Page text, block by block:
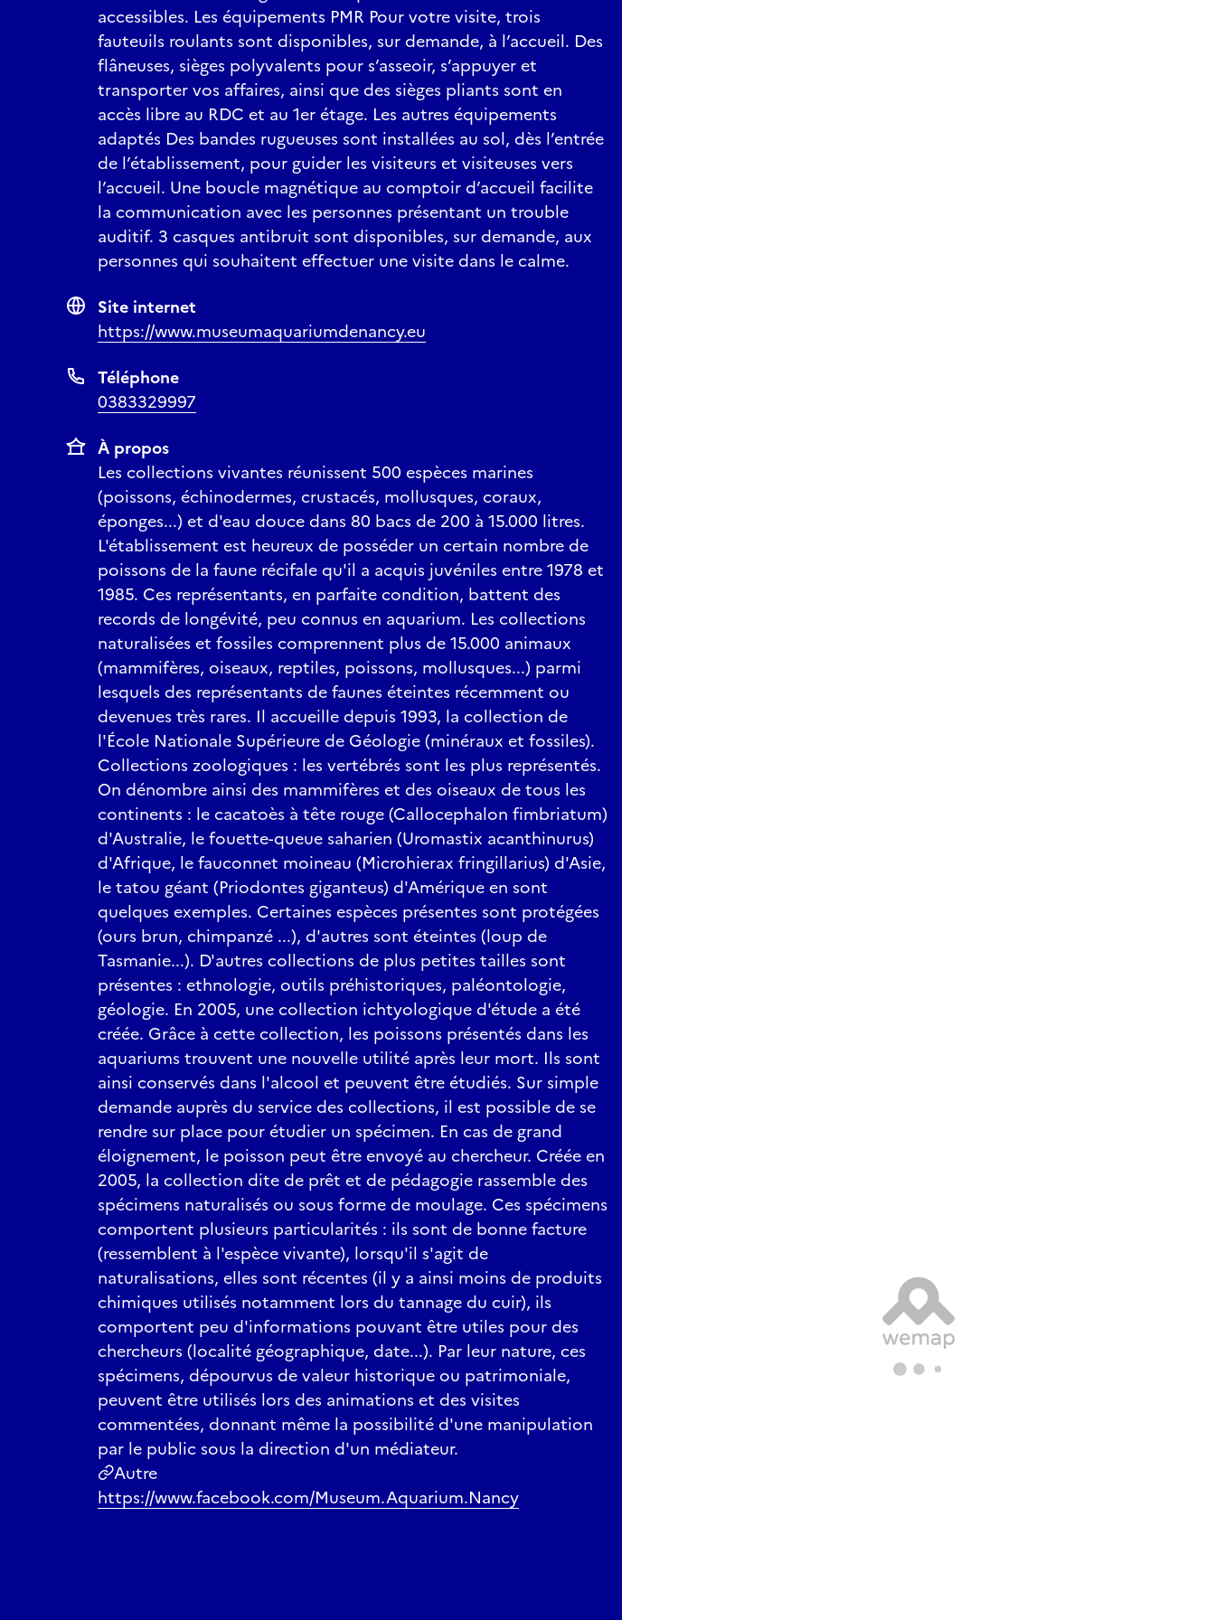
ÉTANG ET POISSON D’EAU DOUCE FRANÇAIS
LIEC – Dominique Chardard
Devenez incollable sur la migration des anguilles et sur les poissons d'eau douce grâce à des petits jeux
et quiz.
Et venez découvrir comment sont gérés les étangs.
THÉÂTRE D’OMBRES OCÉAN
Compagnie Succursale 101
Dans le cadre de la Nuit des Musées, parents et enfants sont invités à explorer ensemble l'univers de
l’océan à travers la découverte du théâtre d'ombres et des marionnettes. Guidés par deux artistes, les
duos fabriquent et manipulent silhouettes et personnages pour donner vie à leurs propres histoires. Un
Durée : 1h
Age : 6/8 ans
rare aujourd’hui ? Quels sont ses secrets pour survivre ? Une rencontre rapide mais captivante, pour
mieux connaître ce trésor caché de nos rivières.
Public : à partir de 8 ans
Horaires : tout au long de la soirée
Durée : environ 20 minutes
MINI-CONF’
LA TRAME EN PAS JAPONAIS DES MARES PRAIRIALES DU PNRL
Parc Régional de Lorraine
Depuis 2015, le PnrL effectue des travaux pour restaurer des mares et en creuser de nouvelles afin de
favoriser les amphibiens. Près de 200 mares sont concernées. Explications sur les choix d’interventions
et leur mise en œuvre avec les agriculteurs et autres propriétaires.
Horaires : 20h30 et 21h30
SPECTACLES
SALE TEMPS EN EAUX TROUBLES
Compagnie Histoire d’eux
Dans un petit coin tranquille au fond de la mer, les poissons se mettent à disparaître les uns derrière les
autres. Homard avisé, John MacLobster mène l’enquête, bien loin de se douter de la terrible vérité qu’il
va découvrir…
Horaires : 21h
Durée : 45 minutes
Age : à partir de 6 ans
Lieu : Amphithéâtre
accessibles. Les équipements PMR Pour votre visite, trois
fauteuils roulants sont disponibles, sur demande, à l’accueil. Des
flâneuses, sièges polyvalents pour s’asseoir, s’appuyer et
transporter vos affaires, ainsi que des sièges pliants sont en
accès libre au RDC et au 1er étage. Les autres équipements
adaptés Des bandes rugueuses sont installées au sol, dès l’entrée
de l’établissement, pour guider les visiteurs et visiteuses vers
l’accueil. Une boucle magnétique au comptoir d’accueil facilite
la communication avec les personnes présentant un trouble
auditif. 3 casques antibruit sont disponibles, sur demande, aux
personnes qui souhaitent effectuer une visite dans le calme.
Site internet
https://www.museumaquariumdenancy.eu
Téléphone
0383329997
À propos
Les collections vivantes réunissent 500 espèces marines
(poissons, échinodermes, crustacés, mollusques, coraux,
éponges...) et d'eau douce dans 80 bacs de 200 à 15.000 litres.
L'établissement est heureux de posséder un certain nombre de
poissons de la faune récifale qu'il a acquis juvéniles entre 1978 et
1985. Ces représentants, en parfaite condition, battent des
records de longévité, peu connus en aquarium. Les collections
naturalisées et fossiles comprennent plus de 15.000 animaux
(mammifères, oiseaux, reptiles, poissons, mollusques...) parmi
lesquels des représentants de faunes éteintes récemment ou
devenues très rares. Il accueille depuis 1993, la collection de
l'École Nationale Supérieure de Géologie (minéraux et fossiles).
Collections zoologiques : les vertébrés sont les plus représentés.
On dénombre ainsi des mammifères et des oiseaux de tous les
continents : le cacatoès à tête rouge (Callocephalon fimbriatum)
d'Australie, le fouette-queue saharien (Uromastix acanthinurus)
d'Afrique, le fauconnet moineau (Microhierax fringillarius) d'Asie,
le tatou géant (Priodontes giganteus) d'Amérique en sont
quelques exemples. Certaines espèces présentes sont protégées
(ours brun, chimpanzé ...), d'autres sont éteintes (loup de
Tasmanie...). D'autres collections de plus petites tailles sont
présentes : ethnologie, outils préhistoriques, paléontologie,
géologie. En 2005, une collection ichtyologique d'étude a été
créée. Grâce à cette collection, les poissons présentés dans les
aquariums trouvent une nouvelle utilité après leur mort. Ils sont
ainsi conservés dans l'alcool et peuvent être étudiés. Sur simple
demande auprès du service des collections, il est possible de se
rendre sur place pour étudier un spécimen. En cas de grand
éloignement, le poisson peut être envoyé au chercheur. Créée en
2005, la collection dite de prêt et de pédagogie rassemble des
spécimens naturalisés ou sous forme de moulage. Ces spécimens
comportent plusieurs particularités : ils sont de bonne facture
(ressemblent à l'espèce vivante), lorsqu'il s'agit de
naturalisations, elles sont récentes (il y a ainsi moins de produits
chimiques utilisés notamment lors du tannage du cuir), ils
comportent peu d'informations pouvant être utiles pour des
chercheurs (localité géographique, date...). Par leur nature, ces
spécimens, dépourvus de valeur historique ou patrimoniale,
peuvent être utilisés lors des animations et des visites
commentées, donnant même la possibilité d'une manipulation
par le public sous la direction d'un médiateur.
Autre
https://www.facebook.com/Museum.Aquarium.Nancy